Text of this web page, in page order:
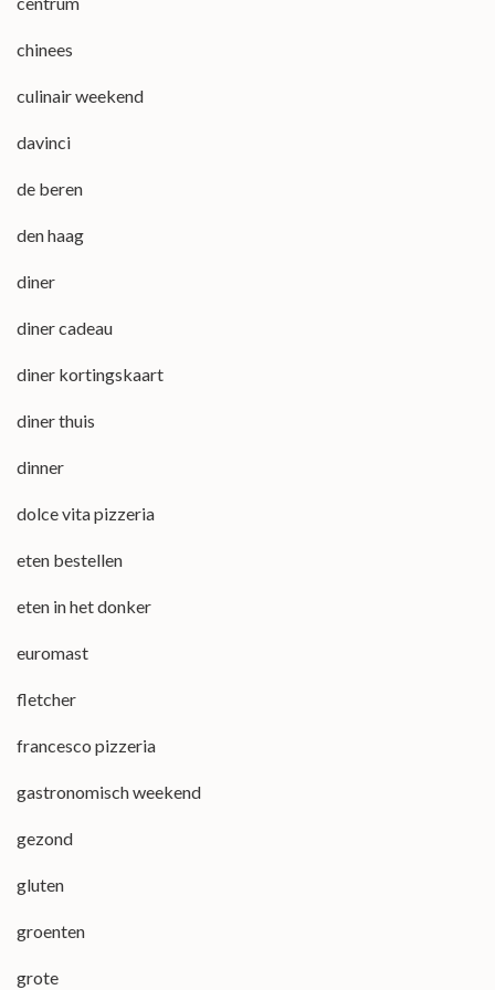
chinees
culinair weekend
davinci
de beren
den haag
diner
diner cadeau
diner kortingskaart
diner thuis
dinner
dolce vita pizzeria
eten bestellen
eten in het donker
euromast
fletcher
francesco pizzeria
gastronomisch weekend
gezond
gluten
groenten
grote